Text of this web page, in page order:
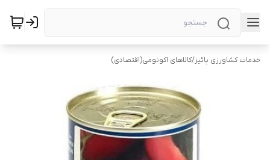
خدمات کشاورزی پائیز/کالاهای اکونومی(اقتصادی)